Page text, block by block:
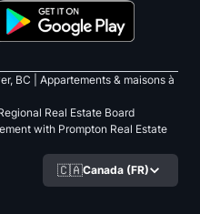
BC |
Appartements & maisons à
Real Estate Board
with Prompton Real Estate
🇨🇦Canada (FR)